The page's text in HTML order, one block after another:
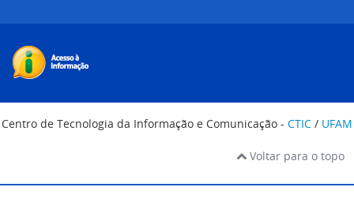
Centro de Tecnologia da Informação e Comunicação - CTIC / UFAM
Voltar para o topo